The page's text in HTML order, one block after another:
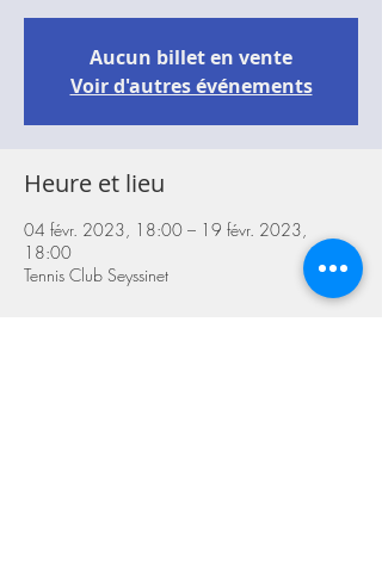
Aucun billet en vente
Voir d'autres événements
Heure et lieu
04 févr. 2023, 18:00 – 19 févr. 2023,
18:00
Tennis Club Seyssinet